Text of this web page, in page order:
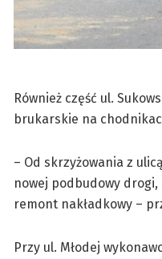
Również część ul.
brukarskie na
– Od skrzyżowania z
nowej podbudowy
remont nakładkowy –
Przy ul. Młodej